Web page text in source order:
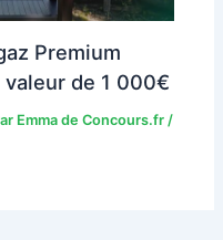
Premium
valeur de 1 000€
Emma de Concours.fr /